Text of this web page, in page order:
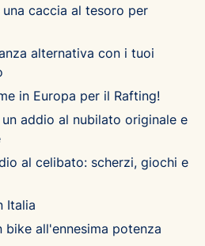
caccia al tesoro per
alternativa con i tuoi
in Europa per il Rafting!
addio al nubilato originale e
al celibato: scherzi, giochi e
Italia
bike all'ennesima potenza